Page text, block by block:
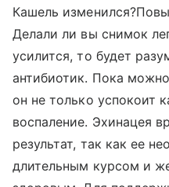
Кашель
Делали ли вы снимок
усилится, то будет
антибиотик. Пока
он не только успокоит
воспаление. Эхинацея
результат, так как ее
длительным курсом и